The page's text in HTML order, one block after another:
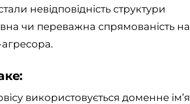
невідповідність структури
чи переважна спрямованість на
використовується доменне ім’я